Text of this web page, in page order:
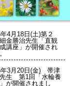
4月18日(土)第２
金勝治先生「直観
講座」が開催され
年3月20日(金) 帯津
生 第1回「水輪養
が開催されまし